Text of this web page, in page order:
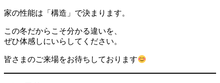
家の性能は「構造」で決まります。
この冬だからこそ分かる違いを、
ぜひ体感しにいらしてください。
皆さまのご来場をお待ちしております